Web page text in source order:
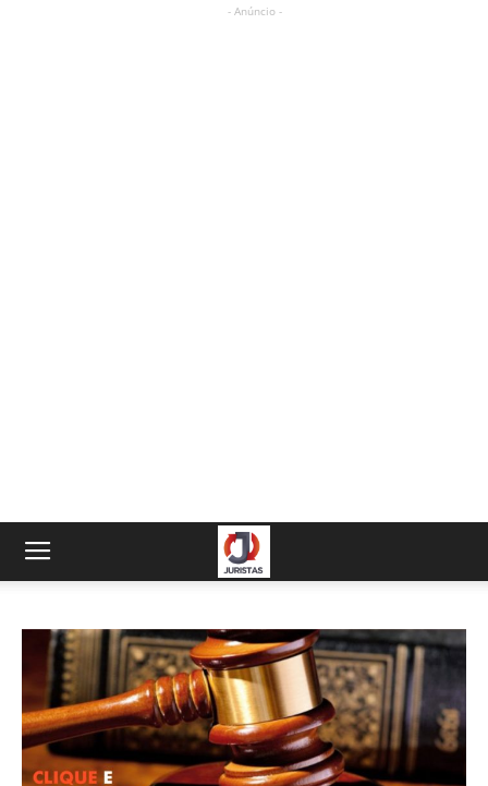
- Anúncio -